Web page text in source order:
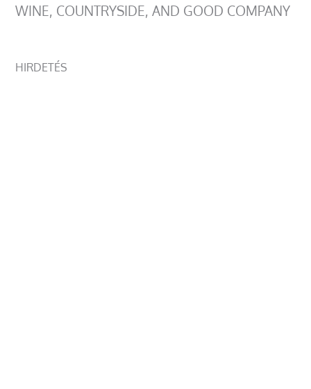
WINE, COUNTRYSIDE, AND GOOD COMPANY
HIRDETÉS